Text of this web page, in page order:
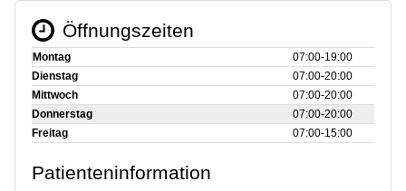
Öffnungszeiten
Montag
07:00‑19:00
Dienstag
07:00‑20:00
Mittwoch
07:00‑20:00
Donnerstag
07:00‑20:00
Freitag
07:00‑15:00
Patienteninformation